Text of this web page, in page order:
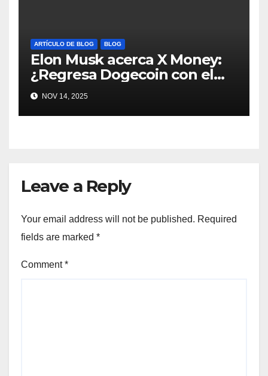
ARTÍCULO DE BLOG BLOG
Elon Musk acerca X Money:
¿Regresa Dogecoin con el
nuevo pago nativo? #Cripto
#Dogecoin
NOV 14, 2025
Leave a Reply
Your email address will not be published. Required
fields are marked *
Comment*